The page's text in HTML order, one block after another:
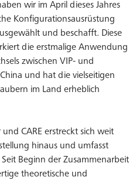
wir im April dieses Jahres
Konfigurationsausrüstung
und beschafft. Diese
die erstmalige Anwendung
zwischen VIP- und
und hat die vielseitigen
im Land erheblich
CARE erstreckt sich weit
hinaus und umfasst
Beginn der Zusammenarbeit
theoretische und